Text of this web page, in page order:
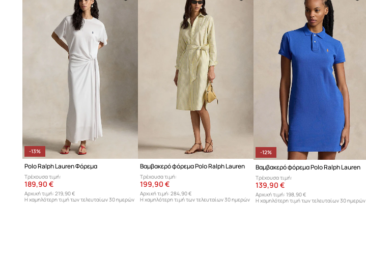
-13%
Polo Ralph Lauren Φόρεμα
Τρέχουσα τιμή:
189,90 €
Αρχική τιμή: 219,90 €
Η χαμηλότερη τιμή των τελευταίων 30 ημερών
Βαμβακερό φόρεμα Polo Ralph Lauren
Τρέχουσα τιμή:
199,90 €
Αρχική τιμή: 284,90 €
Η χαμηλότερη τιμή των τελευταίων 30 ημερών
-12%
Βαμβακερό φόρεμα Polo Ralph Lauren
Τρέχουσα τιμή:
139,90 €
Αρχική τιμή: 198,90 €
Η χαμηλότερη τιμή των τελευταίων 30 ημερών